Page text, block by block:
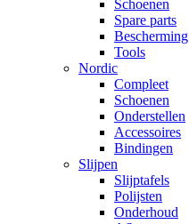
Schoenen
Spare parts
Bescherming
Tools
Nordic
Compleet
Schoenen
Onderstellen
Accessoires
Bindingen
Slijpen
Slijptafels
Polijsten
Onderhoud